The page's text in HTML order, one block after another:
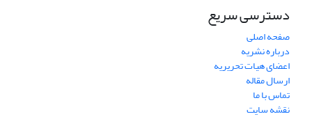
دسترسی سریع
صفحه اصلی
درباره نشریه
اعضای هیات تحریریه
ارسال مقاله
تماس با ما
نقشه سایت